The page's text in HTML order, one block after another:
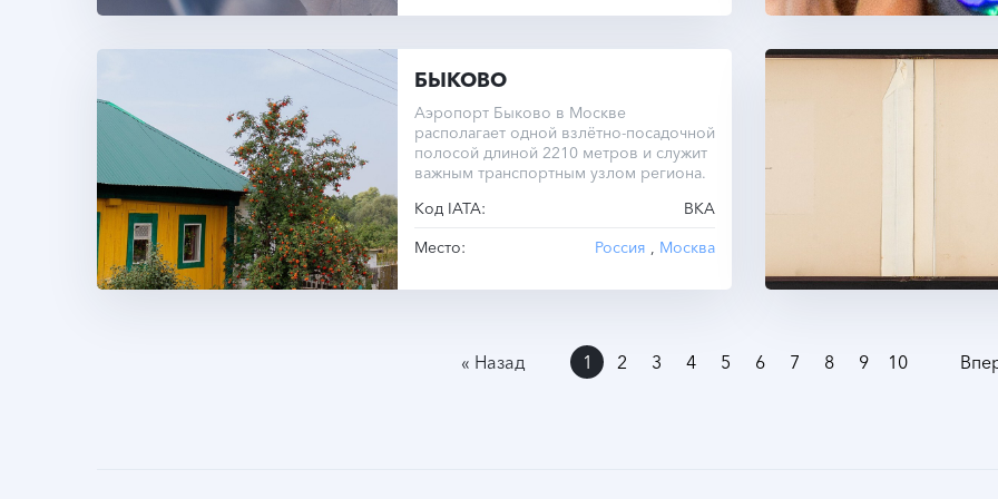
БЫКОВО
Аэропорт Быково в Москве
располагает одной взлётно-посадочной
полосой длиной 2210 метров и служит
важным транспортным узлом региона.
Код IATA:
BKA
Место:
Россия Москва
« 1 2 3 4 5 6 7 8 9 10